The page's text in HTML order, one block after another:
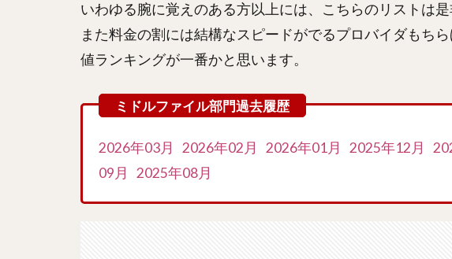
いわゆる腕に覚えのある方以上には、こちらのリストは是
また料金の割には結構なスピードがでるプロバイダもち
値ランキングが一番かと思います。
2026年03月 2026年02月 2026年01月 2025年12月
09月
2025年08月